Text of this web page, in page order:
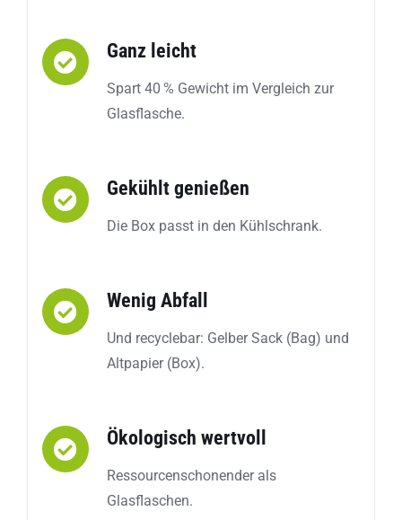
Ganz leicht
Spart 40 % Gewicht im Vergleich zur
Glasflasche.
Gekühlt genießen
Die Box passt in den Kühlschrank.
Wenig Abfall
Und recyclebar: Gelber Sack (Bag) und
Altpapier (Box).
Ökologisch wertvoll
Ressourcenschonender als
Glasflaschen.